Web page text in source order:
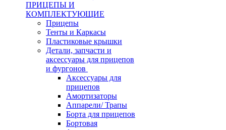
ПРИЦЕПЫ И
КОМПЛЕКТУЮЩИЕ
Прицепы
Тенты и Каркасы
Пластиковые крышки
Детали, запчасти и
аксессуары для прицепов
и фургонов
Аксессуары для
прицепов
Амортизаторы
Аппарели/ Трапы
Борта для прицепов
Бортовая